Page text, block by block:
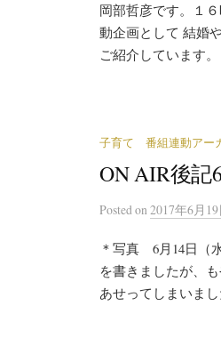
岡部哲彦です。１
動企画として 結婚
ご紹介しています
子育て 番組連動アー
ON AIR後
Postedon 2017年6月19
＊写真 6月14日（
を書きましたが、
あせってしまいま